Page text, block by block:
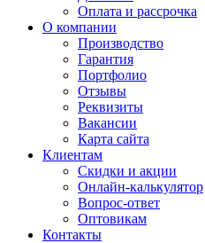
Оплата и рассрочка
О компании
Производство
Гарантия
Портфолио
Отзывы
Реквизиты
Вакансии
Карта сайта
Клиентам
Скидки и акции
Онлайн-калькулятор
Вопрос-ответ
Оптовикам
Контакты